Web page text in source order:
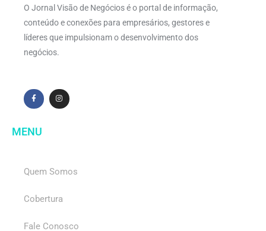
O Jornal Visão de Negócios é o portal de informação,
conteúdo e conexões para empresários, gestores e
líderes que impulsionam o desenvolvimento dos
negócios.
MENU
Quem Somos
Cobertura
Fale Conosco